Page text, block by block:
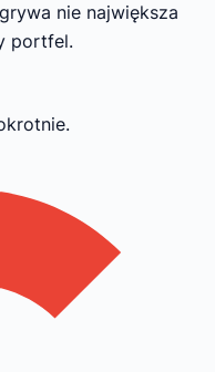
nie największa
portfel.